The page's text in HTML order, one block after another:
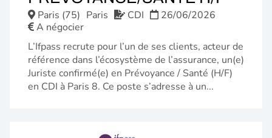
Paris (75) Paris CDI
26/06/2026
A négocier
L’Ifpass recrute pour l’un de ses clients, acteur de
référence dans l’écosystème de l’assurance, un(e)
Juriste confirmé(e) en Prévoyance / Santé (H/F)
en CDI à Paris 8. Ce poste s’adresse à un...